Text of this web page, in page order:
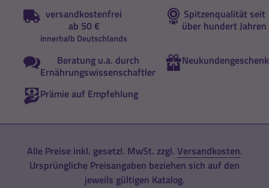
versandkostenfrei
ab 50 €
innerhalb Deutschlands
Spitzenqualität seit
über hundert Jahren
Beratung u.a. durch
Ernährungswissenschaftler
Neukundengeschenk
Prämie auf Empfehlung
Alle Preise inkl. gesetzl. MwSt. zzgl. Versandkosten.
Ursprüngliche Preisangaben beziehen sich auf den
jeweils gültigen Katalog.